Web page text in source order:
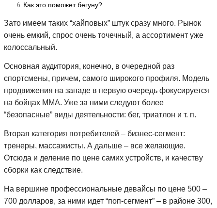
Как это поможет бегуну?
Зато имеем таких “хайповых” штук сразу много. Рынок
очень емкий, спрос очень точечный, а ассортимент уже
колоссальный.
Основная аудитория, конечно, в очередной раз
спортсмены, причем, самого широкого профиля. Модель
продвижения на западе в первую очередь фокусируется
на бойцах ММА. Уже за ними следуют более
“безопасные” виды деятельности: бег, триатлон и т. п.
Вторая категория потребителей – бизнес-сегмент:
тренеры, массажисты. А дальше – все желающие.
Отсюда и деление по цене самих устройств, и качеству
сборки как следствие.
На вершине профессиональные девайсы по цене 500 –
700 долларов, за ними идет “поп-сегмент” – в районе 300,